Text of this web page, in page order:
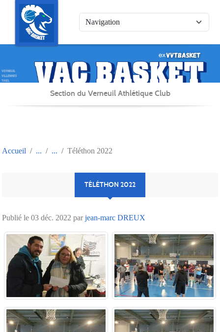
Section du Verneuil Athlétique Club
Accueil Téléthon 2022
TÉLÉTHON 2022
Publié le 03 déc. 2022 parjean-marc DREUX
Panneau de gestion des cookies